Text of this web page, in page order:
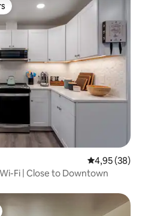
plus appréciés
Évaluation
4,95 (38)
Fi | Close to Downtown